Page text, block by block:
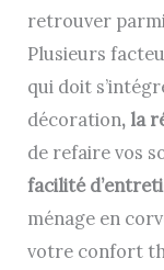
retrouver
Plusieurs
qui doit
décoration, la
de refaire vos
facilité
ménage en
votre confort